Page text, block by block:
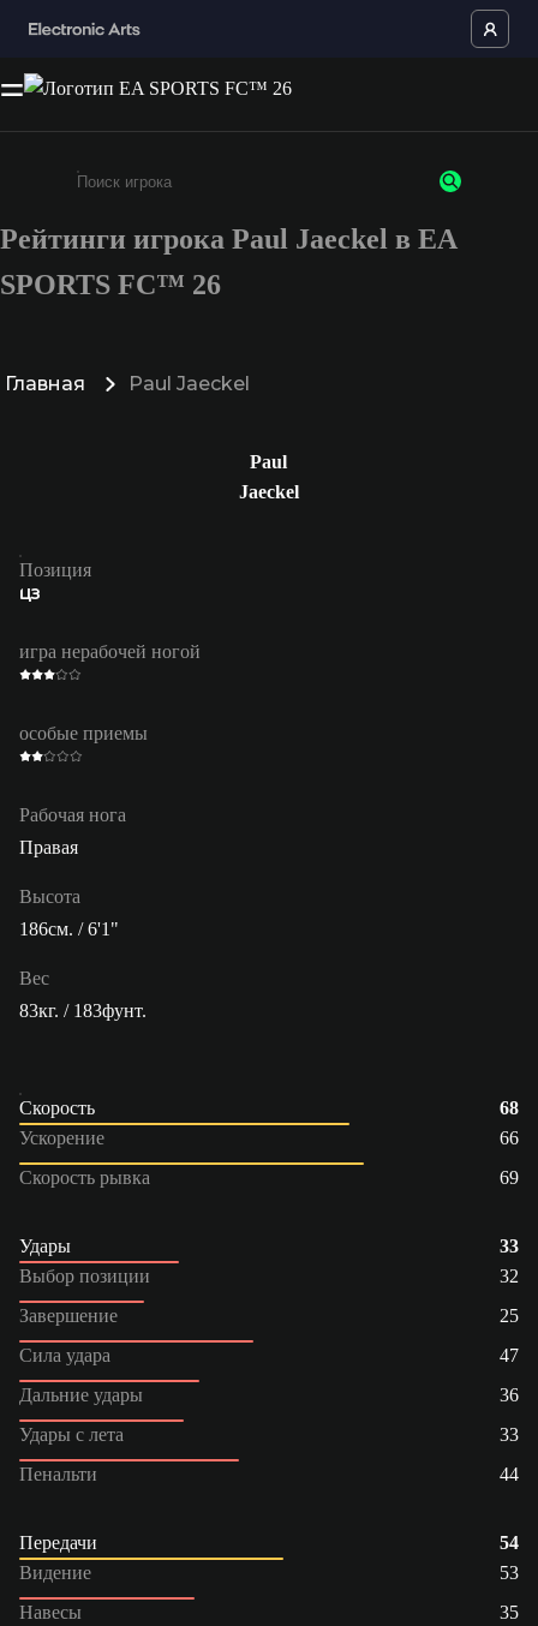
Введите не менее 3 символов или цифр
Рейтинги игрока Paul Jaeckel в EA
SPORTS FC™ 26
Главная Paul Jaeckel
Paul
Jaeckel
Позиция
ЦЗ
игра нерабочей ногой
особые приемы
Рабочая нога
Правая
Высота
186см. / 6'1"
Вес
83кг. / 183фунт.
Скорость
68
Ускорение
66
Скорость рывка
69
Удары
33
Выбор позиции
32
Завершение
25
Сила удара
47
Дальние удары
36
Удары с лета
33
Пенальти
44
Передачи
54
Видение
53
Навесы
35